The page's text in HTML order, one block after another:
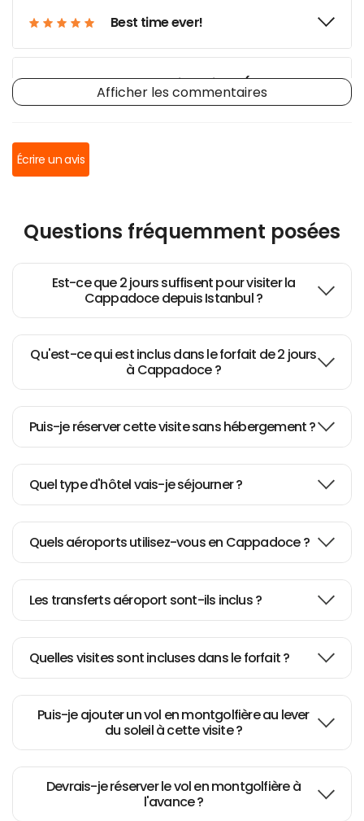
Best time ever!
Turkey trip reviews ( Ephesus,
Cappadocia) and tips
Cappadocia one full day two
nights
Highlight of our trip to Turkey
Thumbs up for Volkan!!!
A great way to visit Cappadocia
with personal attention
Simply the best!
Amazing experience
Tour of Istanbul made our
vacation very pleasant and
relaxing
Everything promised was
received.
Afficher les commentaires
Écrire un avis
Questions fréquemment posées
Est-ce que 2 jours suffisent pour visiter la
Cappadoce depuis Istanbul ?
Qu'est-ce qui est inclus dans le forfait de 2 jours
à Cappadoce ?
Puis-je réserver cette visite sans hébergement ?
Quel type d'hôtel vais-je séjourner ?
Quels aéroports utilisez-vous en Cappadoce ?
Les transferts aéroport sont-ils inclus ?
Quelles visites sont incluses dans le forfait ?
Puis-je ajouter un vol en montgolfière au lever
du soleil à cette visite ?
Devrais-je réserver le vol en montgolfière à
l'avance ?